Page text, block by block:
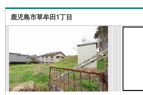
ことがあればまずはお問合せ下さ
注文住宅、リフォーム、太陽光発
日本ハウスにお任せください！
鹿児島市草牟田1丁目